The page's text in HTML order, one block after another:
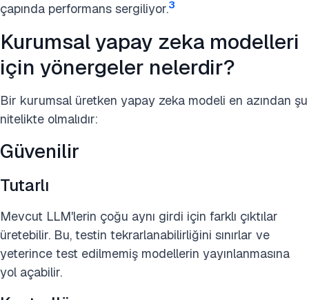
çapında performans sergiliyor.3
Kurumsal yapay zeka modelleri
için yönergeler nelerdir?
Bir kurumsal üretken yapay zeka modeli en azından şu
nitelikte olmalıdır:
Güvenilir
Tutarlı
Mevcut LLM'lerin çoğu aynı girdi için farklı çıktılar
üretebilir. Bu, testin tekrarlanabilirliğini sınırlar ve
yeterince test edilmemiş modellerin yayınlanmasına
yol açabilir.